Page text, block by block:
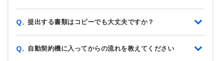
Q. 提出する書類はコピーでも大丈夫ですか？
Q. 自動契約機に入ってからの流れを教えてください